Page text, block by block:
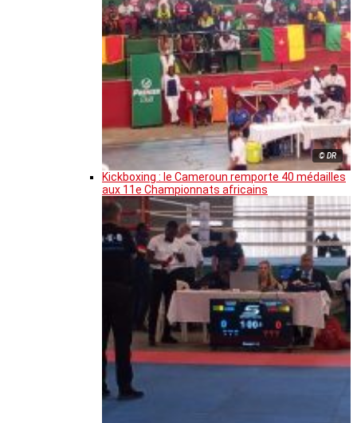
© DR
Kickboxing : le Cameroun remporte 40 médailles
aux 11e Championnats africains